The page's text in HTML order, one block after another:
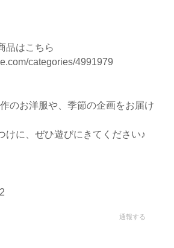
品はこちら
categories/4991979
のお洋服や、季節の企画をお届け
けに、ぜひ遊びにきてください♪
通報する